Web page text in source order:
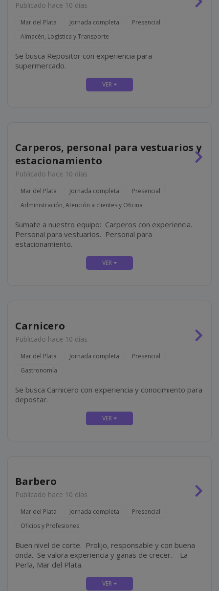
Publicado hace 10 días
Mar del Plata Jornada completa
Presencial
Almacén, Logística y Transporte
Se busca Repositor con experiencia para
supermercado.
Carperos, personal para vestuarios y
estacionamiento
Publicado hace 10 días
Mar del Plata Jornada completa
Presencial
Administración, Atención a clientes y Oficina
Sumate a nuestro equipo: Carperos con experiencia.
Personal para vestuarios. Personal para
estacionamiento.
Carnicero
Publicado hace 10 días
Mar del Plata Jornada completa
Presencial
Gastronomía
Se busca Carnicero con experiencia y conocimiento para
depostar.
Barbero
Publicado hace 10 días
Mar del Plata Jornada completa
Presencial
Oficios y Profesiones
Buen nivel de corte. Prolijo, responsable y con buena
onda. Se valora experiencia y ganas de crecer. La
Perla, Mar del Plata.